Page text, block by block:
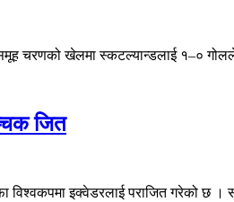
चरणको खेलमा स्कटल्यान्डलाई १–०
जित
विश्वकपमा इक्वेडरलाई पराजित गरेको छ ।